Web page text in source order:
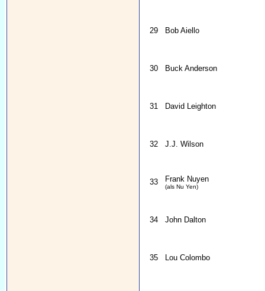
29 Bob Aiello
30 Buck Anderson
31 David Leighton
32 J.J. Wilson
33 Frank Nuyen
(als Nu Yen)
34 John Dalton
35 Lou Colombo